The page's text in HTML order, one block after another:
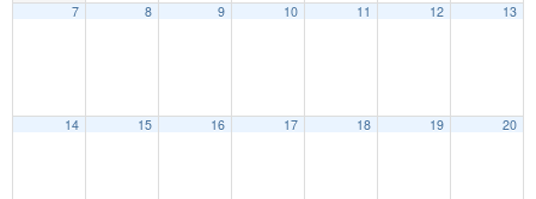
7 8 9 10 11 12 13
14 15 16 17 18 19 20